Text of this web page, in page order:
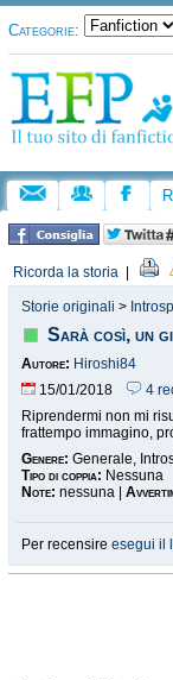
Categorie:
Ricorda la storia
Storie originali >
Sarà così, un
Autore: Hiroshi84
15/01/2018
4
Riprendermi non mi
frattempo immagino,
Genere: Generale,
Tipo di coppia: Nessuna
Note: nessuna |
Per recensire esegui il